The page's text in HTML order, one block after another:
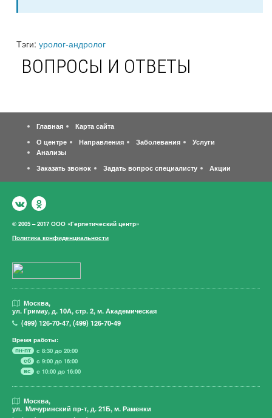
Тэги: уролог-андролог
ВОПРОСЫ И ОТВЕТЫ
Главная
Карта сайта
О центре
Направления Заболевания
Услуги
Анализы
Заказать звонок
Задать вопрос специалисту Акции
© 2005 – 2017 ООО «Герпетический центр»
Политика конфиденциальности
Москва,
ул. Гримау,д. 10А, стр. 2, м. Академическая
(499)126-70-47,(499)126-70-49
Время работы:
пн-пт
с 8:30 до 20:00
сб
с 9:00 до 16:00
вс
с 10:00 до 16:00
Москва,
ул. Мичуринский пр-т, д. 21Б, м. Раменки